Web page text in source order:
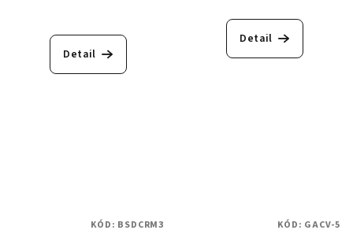
hodnocení
produktu
Detail
Detail
KÓD: BSDCRM3 KÓD: GACV-5